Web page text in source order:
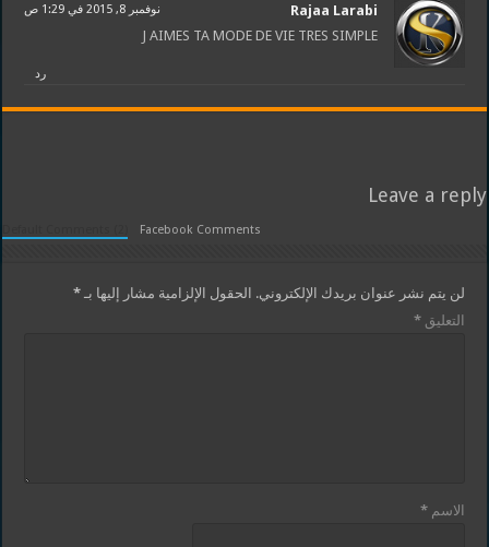
Rajaa Larabi نوفمبر 8, 2015 في 1:29 ص
J AIMES TA MODE DE VIE TRES SIMPLE
رد
Leave a reply
Facebook Comments
لن يتم نشر عنوان بريدك الإلكتروني. الحقول الإلزامية مشار إليها بـ*
التعليق*
الاسم*